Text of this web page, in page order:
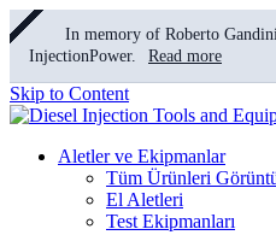
In memory of Roberto
InjectionPower.
Read more
Skip to Content
Aletler ve Ekipmanlar
Tüm Ürünleri
El Aletleri
Test Ekipmanları